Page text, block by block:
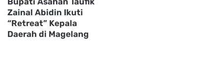
Zainal Abidin Ikuti
“Retreat” Kepala
Daerah di Magelang